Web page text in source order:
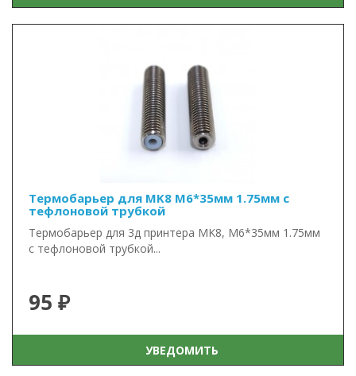
Термобарьер для MK8 М6*35мм 1.75мм с
тефлоновой трубкой
Термобарьер для 3д принтера MK8, М6*35мм 1.75мм
с тефлоновой трубкой...
95 ₽
УВЕДОМИТЬ